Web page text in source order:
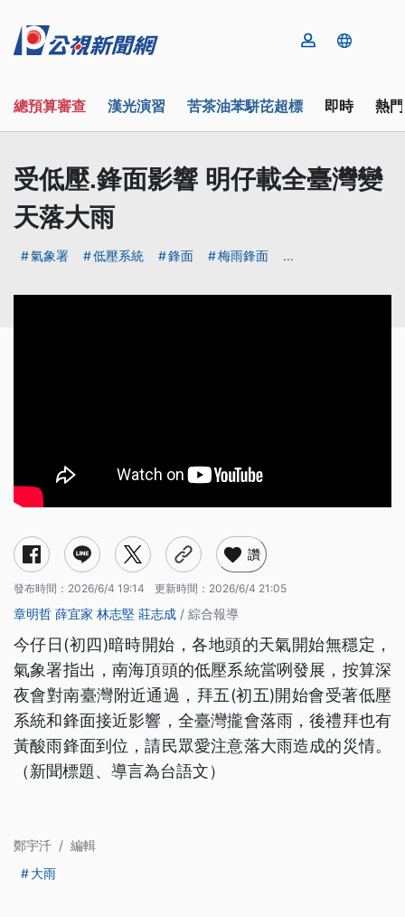
總預算審查 漢光演習 苦茶油苯駢芘超標 即時 熱
受低壓.鋒面影響 明仔載全臺灣變
天落大雨
氣象署 低壓系統 鋒面 梅雨鋒面 ...
讚
發布時間： 2026/6/4 19:14 更新時間： 2026/6/4 21:05
章明哲 薛宜家 林志堅 莊志成 / 綜合報導
今仔日(初四)暗時開始，各地頭的天氣開始無穩定，
氣象署指出，南海頂頭的低壓系統當咧發展，按算深
夜會對南臺灣附近通過，拜五(初五)開始會受著低壓
系統和鋒面接近影響，全臺灣攏會落雨，後禮拜也有
黃酸雨鋒面到位，請民眾愛注意落大雨造成的災情。
（新聞標題、導言為台語文）
鄭宇汘 / 編輯
大雨